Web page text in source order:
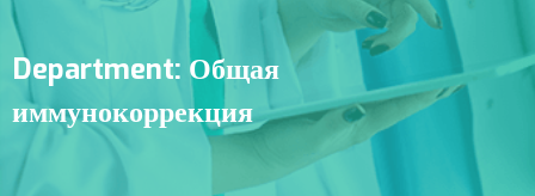
Department: Общая
иммунокоррекция